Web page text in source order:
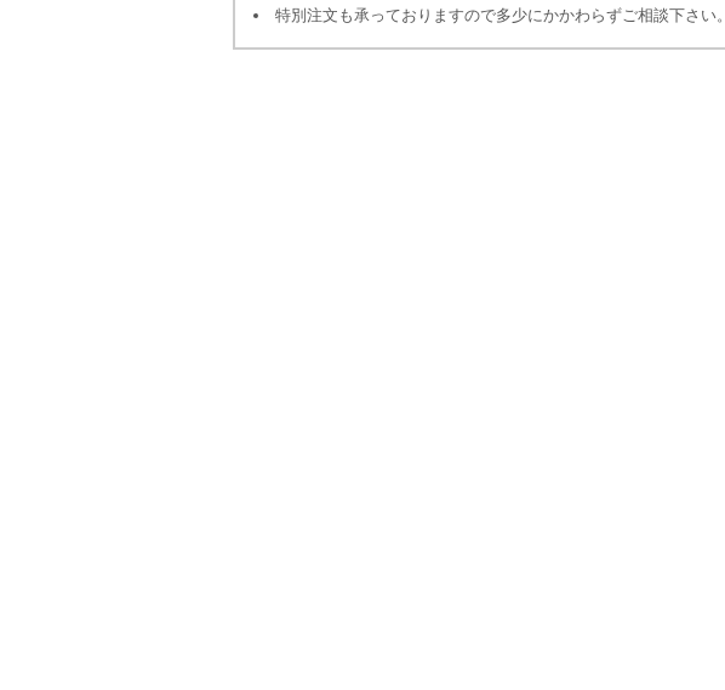
特別注文も承っておりますので多少にかかわらずご相談下さい。